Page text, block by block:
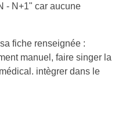
- N+1" car aucune
fiche renseignée :
manuel, faire singer la
intègrer dans le